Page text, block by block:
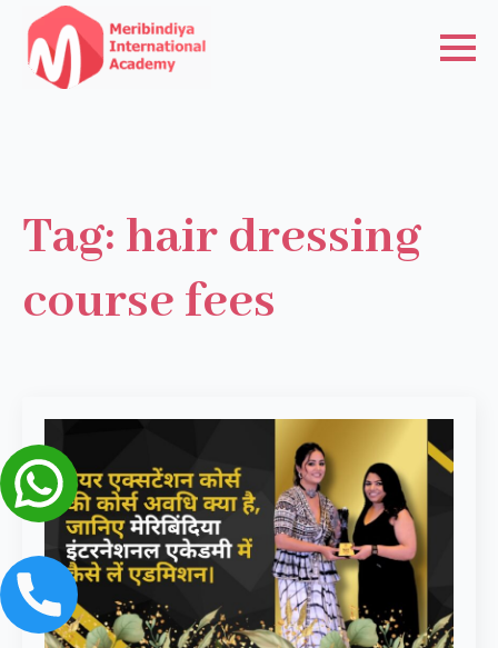
Tag: hair dressing
course fees